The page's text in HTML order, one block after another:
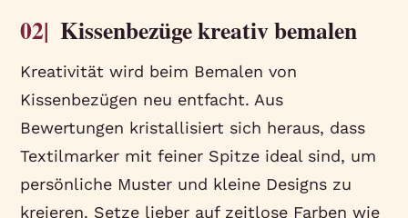
02| Kissenbezüge kreativ bemalen
Kreativität wird beim Bemalen von
Kissenbezügen neu entfacht. Aus
Bewertungen kristallisiert sich heraus, dass
Textilmarker mit feiner Spitze ideal sind, um
persönliche Muster und kleine Designs zu
kreieren. Setze lieber auf zeitlose Farben wie